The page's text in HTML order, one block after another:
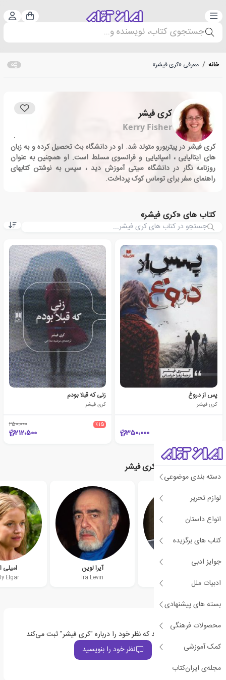
دسته‌بندی سبد
جستجوی کتاب، نویسنده و...
دسته بندی موضوعی
لوازم تحریر
انواع داستان
کتاب های برگزیده
جوایز ادبی
ادبیات ملل
بسته های پیشنهادی
محصولات فرهنگی
کمک آموزشی
مجله‌ی ایران‌کتاب
خانه / معرفی «کری فیشر»
کری فیشر
Kerry Fisher
کری فیشر در پیتربورو متولد شد. او در دانشگاه بث تحصیل کرده و به زبان
های ایتالیایی ، اسپانیایی و فرانسوی مسلط است. او همچنین به عنوان
روزنامه نگار در دانشگاه سیتی آموزش دید ، سپس به نوشتن کتابهای
راهنمای سفر برای توماس کوک پرداخت.
کتاب های «کری فیشر»
پس از دروغ
کری فیشر
350،000
زنی که قبلا بودم
کری فیشر
٪15 250،000
212،500
نویسندگان مرتبط با کری فیشر
آیرا لوین
Ira Levin
امیلی
Elgar
اولین نفری باشید که نظر خود را درباره "کری فیشر" ثبت می‌کند
نظر خود را بنویسید